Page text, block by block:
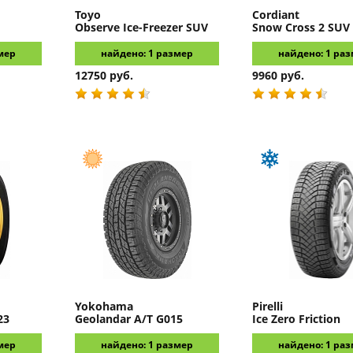
Toyo
Observe Ice-Freezer SUV
найдено: 1 размер
12750 руб.
Cordiant
Snow Cross 2 SUV
найдено: 1
9960 руб.
Yokohama
Geolandar A/T G015
найдено: 1 размер
Pirelli
Ice Zero Friction
найдено: 1